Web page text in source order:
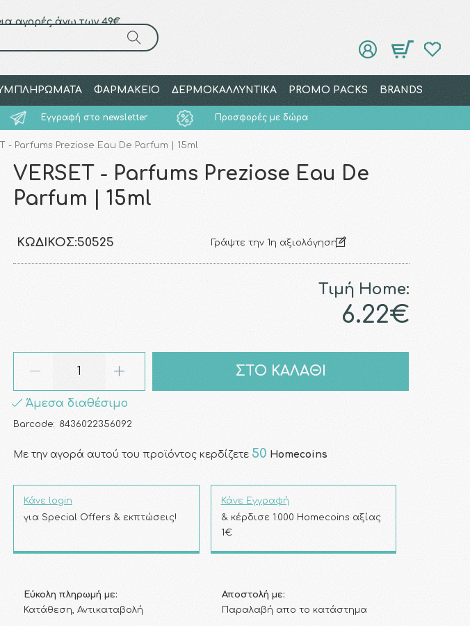
αγορές άνω των 49€
ΦΑΡΜΑΚΕΙΟ ΔΕΡΜΟΚΑΛΛΥΝΤΙΚΑ PROMO PACKS BRANDS
Εγγραφή στο newsletter Προσφορές με δώρα
- Parfums Preziose Eau De Parfum | 15ml
VERSET - Parfums Preziose Eau De
Parfum | 15ml
ΚΩΔΙΚΌΣ:50525 Γράψτε την 1η αξιολόγηση
Τιμή Home:
6.22€
ΣΤΟ ΚΑΛΑΘΙ
Άμεσα διαθέσιμο
Barcode: 8436022356092
Με την αγορά αυτού του προϊόντος κερδίζετε 50 Homecoins
Κάνε login
για Special Offers & εκπτώσεις!
Κάνε Εγγραφή
& κέρδισε 1.000 Homecoins αξίας
1€
Εύκολη πληρωμή με:
Κατάθεση, Αντικαταβολή
Αποστολή με:
Παραλαβή απο το κατάστημα